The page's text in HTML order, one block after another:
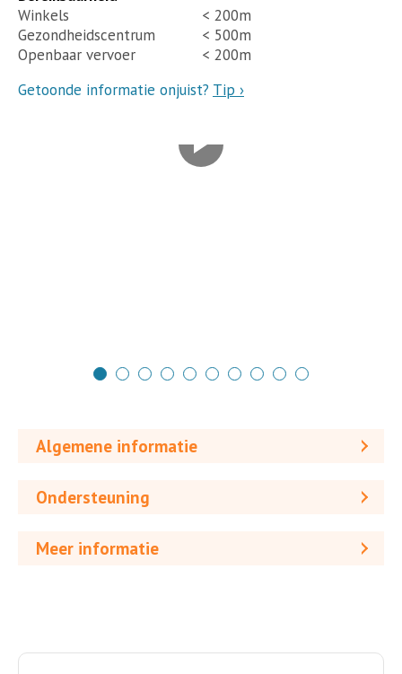
Winkels
< 200m
Gezondheidscentrum
< 500m
Openbaar vervoer
< 200m
Getoonde informatie onjuist? Tip ›
Algemene informatie
Ondersteuning
Meer informatie